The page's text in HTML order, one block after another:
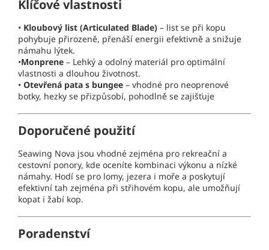
Klíčové vlastnosti
• Kloubový list (Articulated Blade) – list se při kopu
pohybuje přirozeně, přenáší energii efektivně a snižuje
námahu lýtek.
•Monprene – Lehký a odolný materiál pro optimální
vlastnosti a dlouhou životnost.
• Otevřená pata s bungee – vhodné pro neoprenové
botky, hezky se přizpůsobí, pohodlně se zajišťuje
Doporučené použití
Seawing Nova jsou vhodné zejména pro rekreační a
cestovní ponory, kde oceníte kombinaci výkonu a nízké
námahy. Hodí se pro lomy, jezera i moře a poskytují
efektivní tah zejména při střihovém kopu, ale umožňují
kopat i žabí kop.
Poradenství